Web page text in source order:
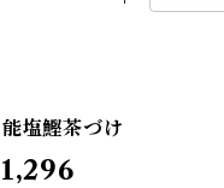
塩鰹茶づけ